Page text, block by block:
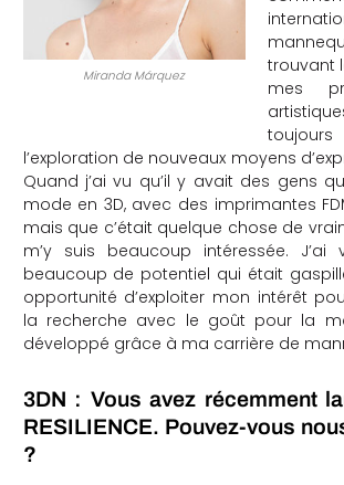
Miranda Márquez
trouvant
mes
l’exploration de nouveaux moyens
Quand j’ai vu qu’il y avait des gens
mode en 3D, avec des imprimantes
mais que c’était quelque chose de
m’y suis beaucoup intéressée. J’ai
beaucoup de potentiel qui était
opportunité d’exploiter mon intérêt
la recherche avec le goût pour la
développé grâce à ma carrière de
3DN : Vous avez récemment
RESILIENCE. Pouvez-vous
?